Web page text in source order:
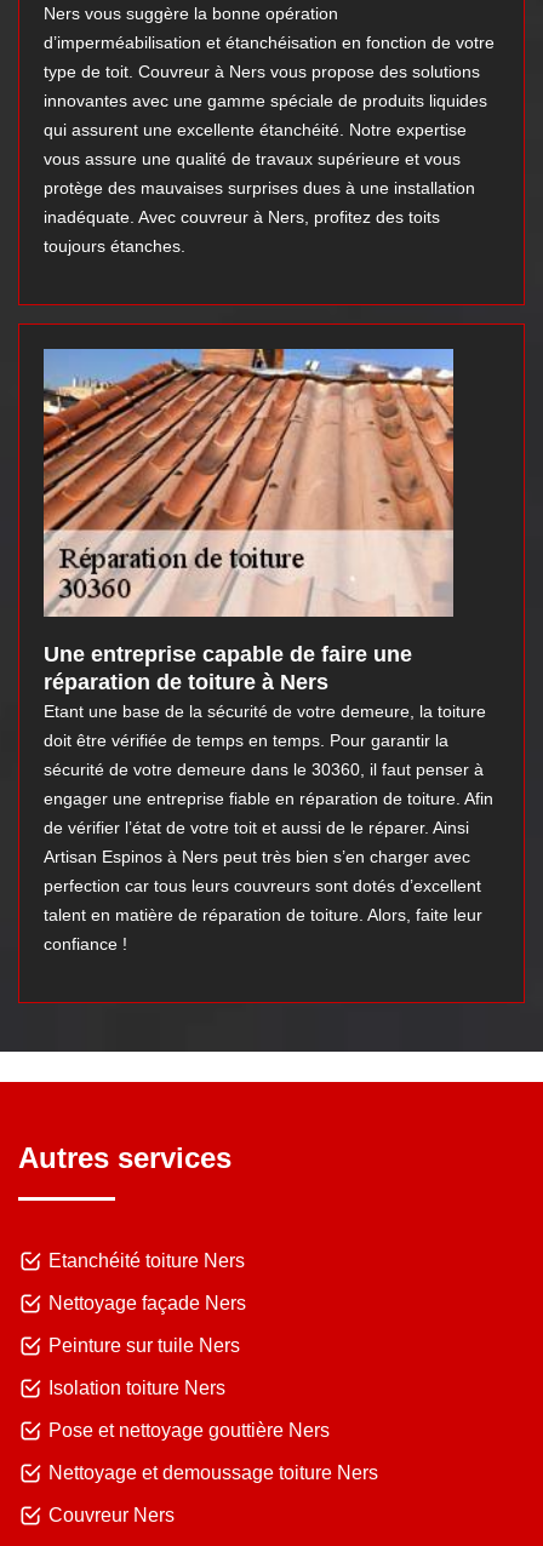
Ners vous suggère la bonne opération
d’imperméabilisation et étanchéisation en fonction de votre
type de toit. Couvreur à Ners vous propose des solutions
innovantes avec une gamme spéciale de produits liquides
qui assurent une excellente étanchéité. Notre expertise
vous assure une qualité de travaux supérieure et vous
protège des mauvaises surprises dues à une installation
inadéquate. Avec couvreur à Ners, profitez des toits
toujours étanches.
Une entreprise capable de faire une
réparation de toiture à Ners
Etant une base de la sécurité de votre demeure, la toiture
doit être vérifiée de temps en temps. Pour garantir la
sécurité de votre demeure dans le 30360, il faut penser à
engager une entreprise fiable en réparation de toiture. Afin
de vérifier l’état de votre toit et aussi de le réparer. Ainsi
Artisan Espinos à Ners peut très bien s’en charger avec
perfection car tous leurs couvreurs sont dotés d’excellent
talent en matière de réparation de toiture. Alors, faite leur
confiance !
Autres services
Etanchéité toiture Ners
Nettoyage façade Ners
Peinture sur tuile Ners
Isolation toiture Ners
Pose et nettoyage gouttière Ners
Nettoyage et demoussage toiture Ners
Couvreur Ners